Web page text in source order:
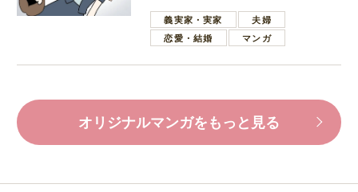
葉で励ます夫
義実家・実家
夫婦
恋愛・結婚
マンガ
オリジナルマンガをもっと見る